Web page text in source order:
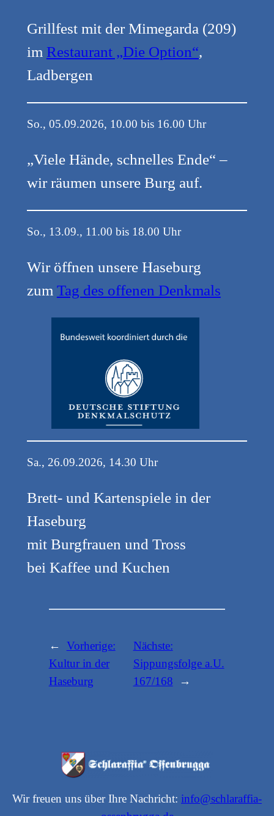
Grillfest mit der Mimegarda (209)
im Restaurant „Die Option“,
Ladbergen
So., 05.09.2026, 10.00 bis 16.00 Uhr
„Viele Hände, schnelles Ende“ –
wir räumen unsere Burg auf.
So., 13.09., 11.00 bis 18.00 Uhr
Wir öffnen unsere Haseburg
zum Tag des offenen Denkmals
Sa., 26.09.2026, 14.30 Uhr
Brett- und Kartenspiele in der
Haseburg
mit Burgfrauen und Tross
bei Kaffee und Kuchen
←
Vorherige:
Kultur in der
Haseburg
Nächste:
Sippungsfolge a.U.
167/168
→
Wir freuen uns über Ihre Nachricht: info@schlaraffia-